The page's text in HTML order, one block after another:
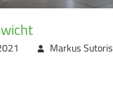
Markus Sutoris